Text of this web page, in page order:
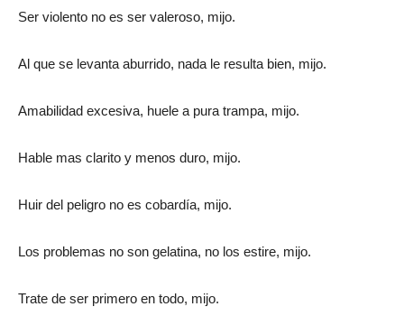
Ser violento no es ser valeroso, mijo.
Al que se levanta aburrido, nada le resulta bien, mijo.
Amabilidad excesiva, huele a pura trampa, mijo.
Hable mas clarito y menos duro, mijo.
Huir del peligro no es cobardía, mijo.
Los problemas no son gelatina, no los estire, mijo.
Trate de ser primero en todo, mijo.